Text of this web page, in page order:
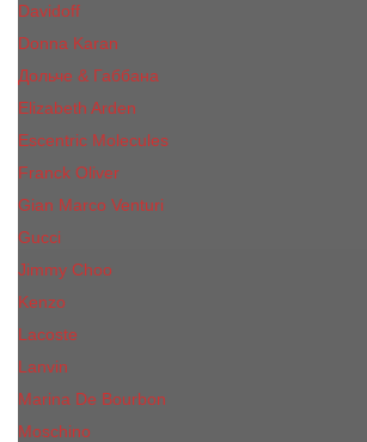
Davidoff
Donna Karan
Дольче & Габбана
Elizabeth Arden
Escentric Molecules
Franck Oliver
Gian Marco Venturi
Gucci
Jimmy Choo
Kenzo
Lacoste
Lanvin
Marina De Bourbon
Moschino